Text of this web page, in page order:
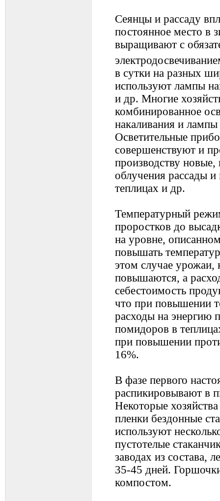
Сеянцы и рассаду
постоянное место в
выращивают с
в сутки на разных
используют лампы
и др. Многие
комбинированное
накаливания и
Осветительные
совершенствуют и
производству
облучения рассады
теплицах и др.
Температурный
проростков до
на уровне,
повышать
этом случае урожаи,
повышаются, а
себестоимость
что при повышении
расходы на энергию
помидоров в
при повышении
16%.
В фазе первого
распикировывают в
Некоторые
пленки бездонные
используют
пустотелые
заводах из состава,
35-45 дней.
компостом.